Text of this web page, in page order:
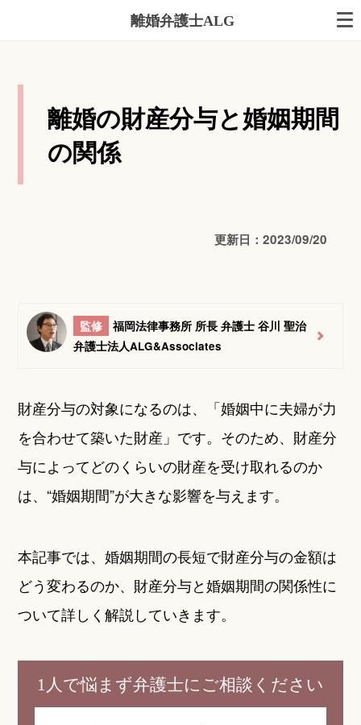
離婚弁護士ALG
離婚の財産分与と婚姻期間
の関係
更新日：2023/09/20
監修
福岡法律事務所 所長 弁護士 谷川 聖治
弁護士法人ALG&Associates
財産分与の対象になるのは、「婚姻中に夫婦が力
を合わせて築いた財産」です。そのため、財産分
与によってどのくらいの財産を受け取れるのか
は、“婚姻期間”が大きな影響を与えます。
本記事では、婚姻期間の長短で財産分与の金額は
どう変わるのか、財産分与と婚姻期間の関係性に
ついて詳しく解説していきます。
1人で悩まず弁護士にご相談ください